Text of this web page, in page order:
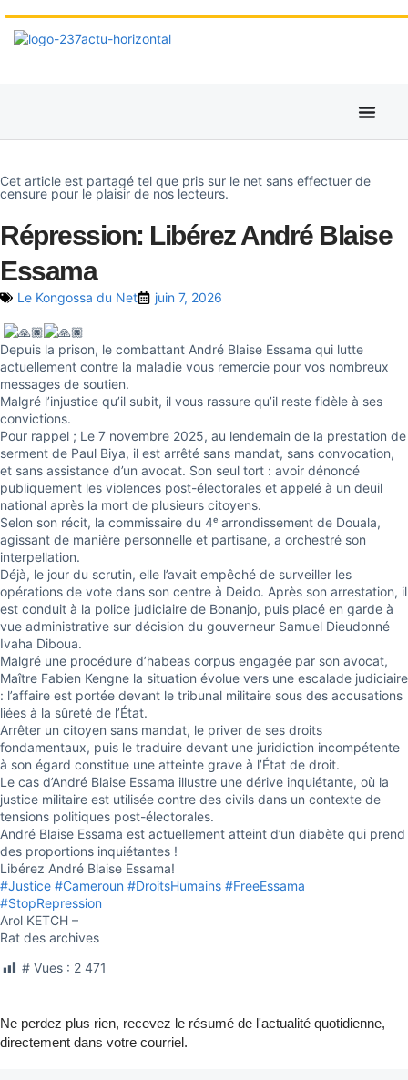
Cet article est partagé tel que pris sur le net sans effectuer de
censure pour le plaisir de nos lecteurs.
Répression: Libérez André Blaise
Essama
Le Kongossa du Net juin 7, 2026
Depuis la prison, le combattant André Blaise Essama qui lutte
actuellement contre la maladie vous remercie pour vos nombreux
messages de soutien.
Malgré l’injustice qu’il subit, il vous rassure qu’il reste fidèle à ses
convictions.
Pour rappel ; Le 7 novembre 2025, au lendemain de la prestation de
serment de Paul Biya, il est arrêté sans mandat, sans convocation,
et sans assistance d’un avocat. Son seul tort : avoir dénoncé
publiquement les violences post-électorales et appelé à un deuil
national après la mort de plusieurs citoyens.
Selon son récit, la commissaire du 4ᵉ arrondissement de Douala,
agissant de manière personnelle et partisane, a orchestré son
interpellation.
Déjà, le jour du scrutin, elle l’avait empêché de surveiller les
opérations de vote dans son centre à Deido. Après son arrestation, il
est conduit à la police judiciaire de Bonanjo, puis placé en garde à
vue administrative sur décision du gouverneur Samuel Dieudonné
Ivaha Diboua.
Malgré une procédure d’habeas corpus engagée par son avocat,
Maître Fabien Kengne la situation évolue vers une escalade judiciaire
: l’affaire est portée devant le tribunal militaire sous des accusations
liées à la sûreté de l’État.
Arrêter un citoyen sans mandat, le priver de ses droits
fondamentaux, puis le traduire devant une juridiction incompétente
à son égard constitue une atteinte grave à l’État de droit.
Le cas d’André Blaise Essama illustre une dérive inquiétante, où la
justice militaire est utilisée contre des civils dans un contexte de
tensions politiques post-électorales.
André Blaise Essama est actuellement atteint d’un diabète qui prend
des proportions inquiétantes !
Libérez André Blaise Essama!
#Justice #Cameroun #DroitsHumains #FreeEssama
#StopRepression
Arol KETCH –
Rat des archives
# Vues : 2 471
Ne perdez plus rien, recevez le résumé de l'actualité quotidienne,
directement dans votre courriel.